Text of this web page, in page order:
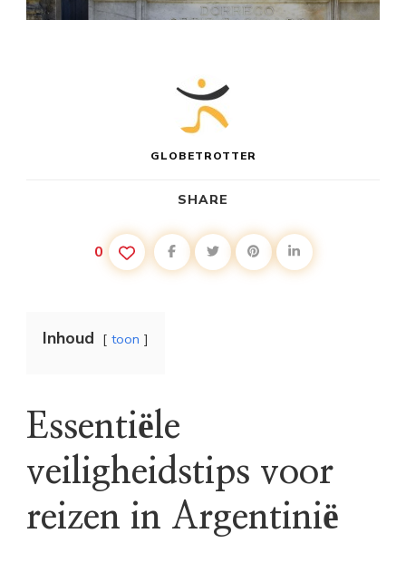
GLOBETROTTER
SHARE
0
Inhoud toon
Essentiële
veiligheidstips voor
reizen in Argentinië